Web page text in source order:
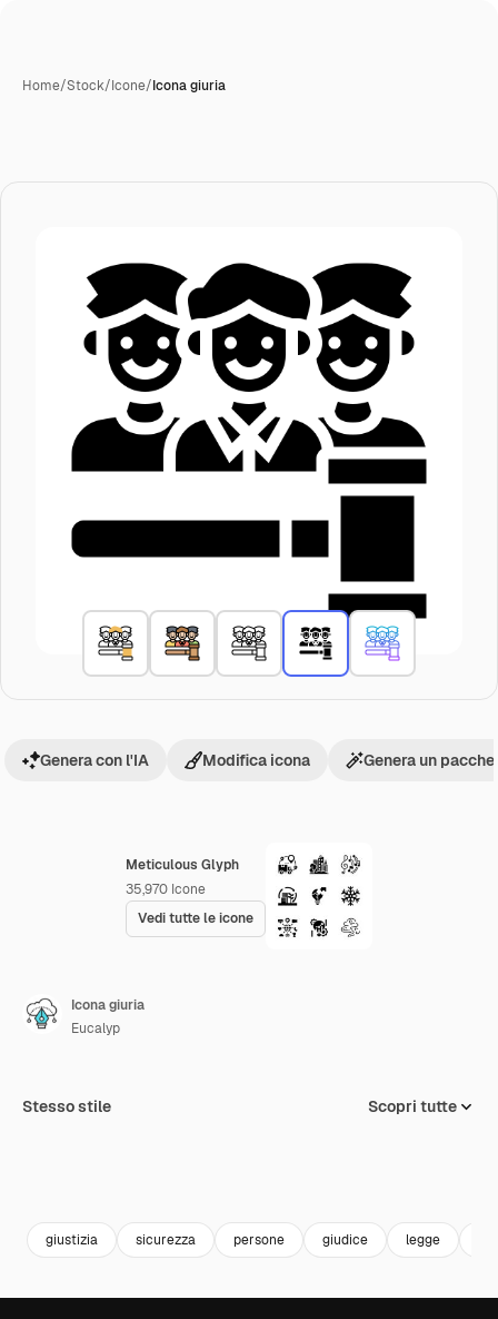
Home/Stock/Icone/Icona giuria
Meticulous Glyph
35,970 Icone
Vedi tutte le icone
Genera con l'IA Modifica icona Genera un
Icona giuria
Eucalyp
Stesso stile Scopri tutte
giustizia sicurezza persone giudice legge